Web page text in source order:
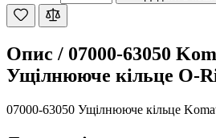
Опис / 07000-63050
Ущілнююче кільце O-
07000-63050 Ущілнююче кільце